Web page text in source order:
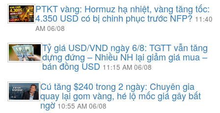
PTKT vàng: Hormuz hạ nhiệt, vàng tăng tốc:
4.350 USD có bị chinh phục trước NFP? 11:40
AM 06/08
Tỷ giá USD/VND ngày 6/8: TGTT vẫn tăng
dựng đứng – Nhiều NH lại giảm giá mua –
bán đồng USD 11:15 AM 06/08
Cú tăng $240 trong 2 ngày: Chuyên gia
quay lại gom vàng, hé lộ mốc giá gây bất
ngờ10:55 AM 06/08